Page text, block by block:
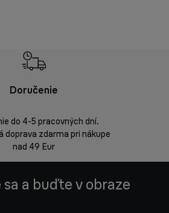
Doručenie
do 4-5 pracovných dní.
doprava zdarma pri nákupe
nad 49 Eur
a buďte v obraze